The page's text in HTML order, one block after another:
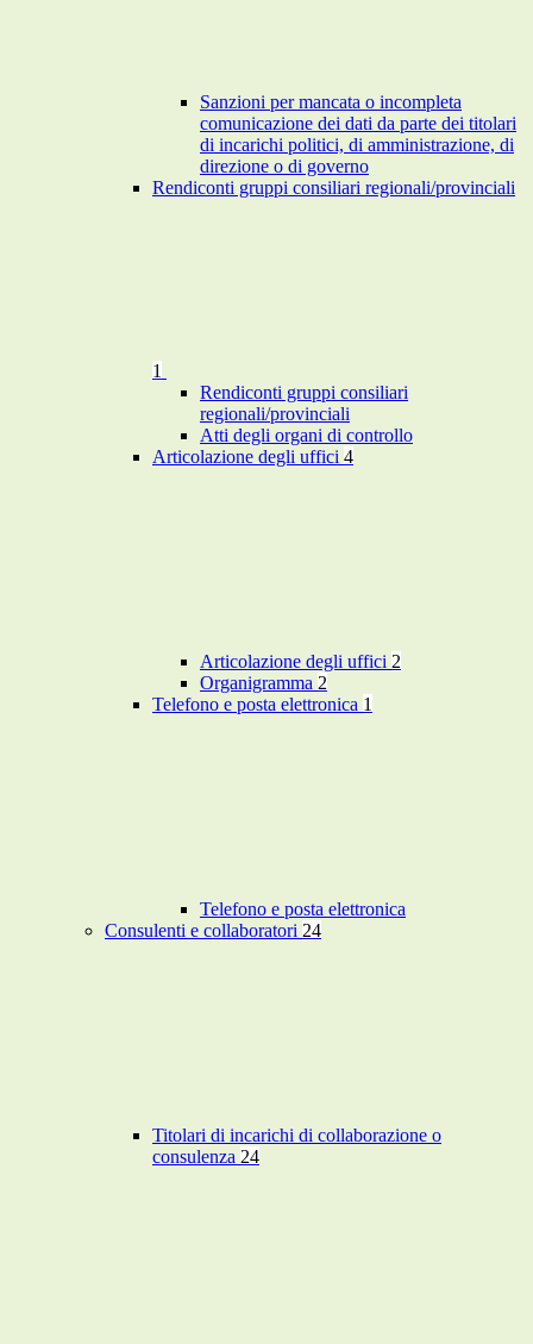
Sanzioni per mancata o incompleta
comunicazione dei dati da parte dei titolari
di incarichi politici, di amministrazione, di
direzione o di governo
Rendiconti gruppi consiliari regionali/provinciali
1
Rendiconti gruppi consiliari
regionali/provinciali
Atti degli organi di controllo
Articolazione degli uffici 4
Articolazione degli uffici 2
Organigramma 2
Telefono e posta elettronica 1
Telefono e posta elettronica
Consulenti e collaboratori 24
Titolari di incarichi di collaborazione o
consulenza 24